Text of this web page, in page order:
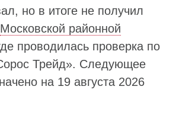
но в итоге не получил
Московской районной
проводилась проверка по
Трейд». Следующее
на 19 августа 2026